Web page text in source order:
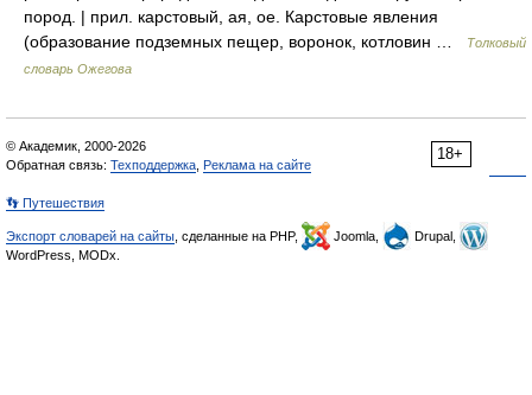
пород. | прил. карстовый, ая, ое. Карстовые явления
(образование подземных пещер, воронок, котловин …
Толковый
словарь Ожегова
18+
© Академик, 2000-2026
Обратная связь: Техподдержка Реклама на сайте
👣 Путешествия
Экспорт словарей на сайты , сделанные на PHP, Joomla,
Drupal,
WordPress, MODx.